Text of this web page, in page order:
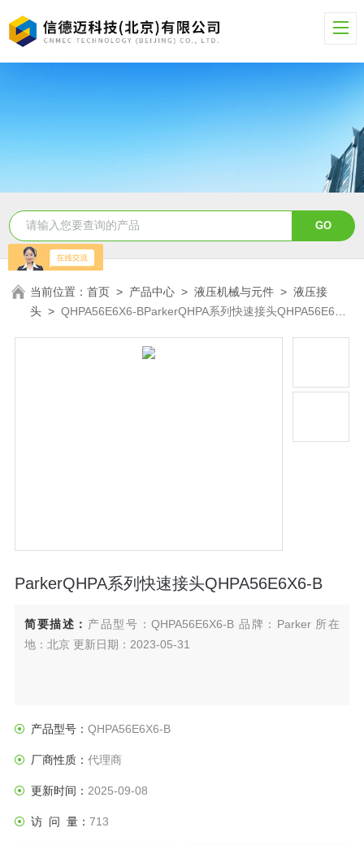
当前位置：首页 > 产品中心 >液压机械与元件 >液压接
头 >QHPA56E6X6-BParkerQHPA系列快速接头QHPA56E6X6-
ParkerQHPA系列快速接头QHPA56E6X6-B
简要描述： 产品型号：QHPA56E6X6-B 品牌：Parker 所在
地：北京 更新日期：2023-05-31
产品型号： QHPA56E6X6-B
厂商性质： 代理商
更新时间： 2025-09-08
访 问 量： 713